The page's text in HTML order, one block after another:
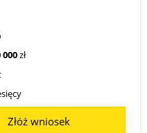
000zł
Złóż wniosek